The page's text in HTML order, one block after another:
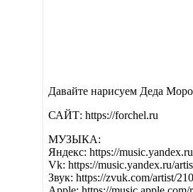
Давайте нарисуем Деда
САЙТ: https://forchel.ru
МУЗЫКА:
Яндекс: https://
Vk: https://music.yandex.ru/
Звук: https://zvuk.com/artist/